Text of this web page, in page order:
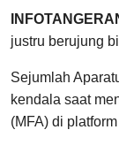
justru berujung
Sejumlah
kendala saat
(MFA) di platform